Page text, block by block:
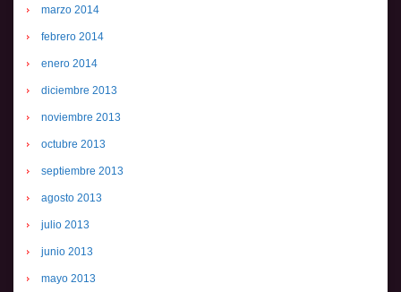
marzo 2014
febrero 2014
enero 2014
diciembre 2013
noviembre 2013
octubre 2013
septiembre 2013
agosto 2013
julio 2013
junio 2013
mayo 2013